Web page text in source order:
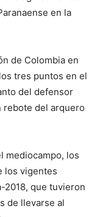
en la
de Colombia en
tres puntos en el
del defensor
rebote del arquero
mediocampo, los
los vigentes
2018, que tuvieron
de llevarse al